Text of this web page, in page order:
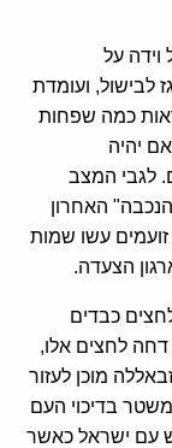
על
לבישול, ועומדת
כמה שפחות
יהיה
לגבי המצב
האחרון
זועמים עשו שמות
הצעדה.
כבדים
לחצים אלו,
מוכן לעזור
בדיכוי העם
עם ישראל כאשר